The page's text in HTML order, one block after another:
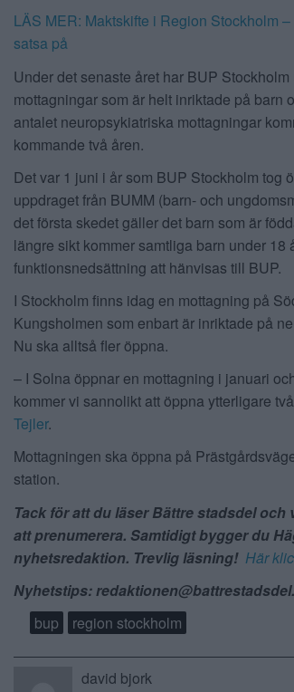
LÄS MER: Maktskifte i Region Stockholm
satsa på
Under det senaste året har BUP
mottagningar som är helt inriktade på barn
antalet neuropsykiatriska mottagningar
kommande två åren.
Det var 1 juni i år som BUP Stockholm tog
uppdraget från BUMM (barn- och
det första skedet gäller det barn som är
längre sikt kommer samtliga barn under 18
funktionsnedsättning att hänvisas till BUP.
I Stockholm finns idag en mottagning på
Kungsholmen som enbart är inriktade på
Nu ska alltså fler öppna.
– I Solna öppnar en mottagning i januari
kommer vi sannolikt att öppna ytterligare
Tejler.
Mottagningen ska öppna på
station.
Tack för att du läser Bättre stadsdel och
att prenumerera. Samtidigt bygger du
nyhetsredaktion. Trevlig läsning! Här
Nyhetstips:
bup
region stockholm
david bjork